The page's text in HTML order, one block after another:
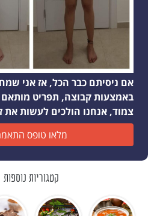
אם ניסיתם כבר הכל, אז אני
באמצעות קבוצה, תפריט מותאם
צמוד, אנחנו הולכים לעשות את
מלאו טופס
קטגוריות נוספות